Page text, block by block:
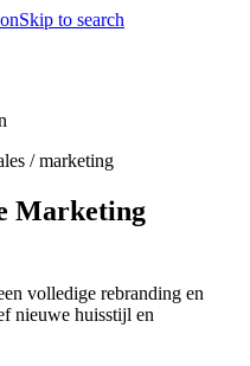
Skip to search
/ marketing
Marketing
volledige rebranding en
nieuwe huisstijl en